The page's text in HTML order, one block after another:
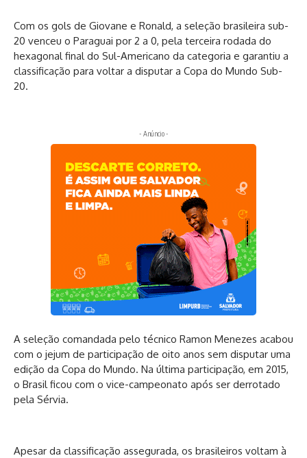
Com os gols de Giovane e Ronald, a seleção brasileira sub-
20 venceu o Paraguai por 2 a 0, pela terceira rodada do
hexagonal final do Sul-Americano da categoria e garantiu a
classificação para voltar a disputar a Copa do Mundo Sub-
20.
- Anúncio -
A seleção comandada pelo técnico Ramon Menezes acabou
com o jejum de participação de oito anos sem disputar uma
edição da Copa do Mundo. Na última participação, em 2015,
o Brasil ficou com o vice-campeonato após ser derrotado
pela Sérvia.
Apesar da classificação assegurada, os brasileiros voltam à